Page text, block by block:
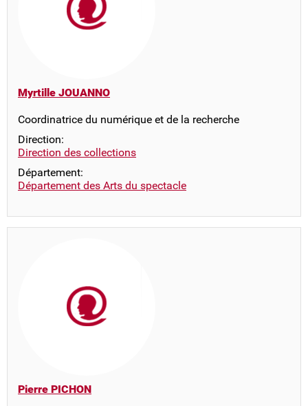
Myrtille JOUANNO
Coordinatrice du numérique et de la recherche
Direction:
Direction des collections
Département:
Département des Arts du spectacle
Pierre PICHON